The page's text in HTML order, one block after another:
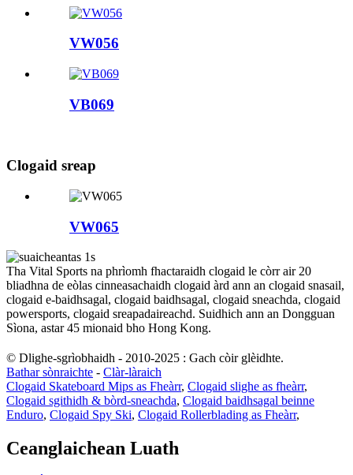
VW056
VB069
Clogaid sreap
VW065
Tha Vital Sports na phrìomh fhactaraidh clogaid le còrr air 20
bliadhna de eòlas cinneasachaidh clogaid àrd ann an clogaid snasail,
clogaid e-baidhsagal, clogaid baidhsagal, clogaid sneachda, clogaid
powersports, clogaid sreapadaireachd. Suidhich ann an Dongguan
Sìona, astar 45 mionaid bho Hong Kong.
© Dlighe-sgrìobhaidh - 2010-2025 : Gach còir glèidhte.
Bathar sònraichte - Clàr-làraich
Clogaid Skateboard Mips as Fheàrr, Clogaid slighe as fheàrr,
Clogaid sgithidh & bòrd-sneachda, Clogaid baidhsagal beinne
Enduro, Clogaid Spy Ski, Clogaid Rollerblading as Fheàrr,
Ceanglaichean Luath